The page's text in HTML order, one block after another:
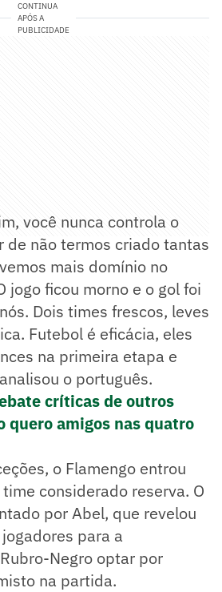
CONTINUA
APÓS A
PUBLICIDADE
você nunca controla o
de não termos criado tantas
mais domínio no
jogo ficou morno e o gol foi
Dois times frescos, leves
Futebol é eficácia, eles
na primeira etapa e
o português.
críticas de outros
quero amigos nas quatro
o Flamengo entrou
considerado reserva. O
por Abel, que revelou
para a
Negro optar por
na partida.